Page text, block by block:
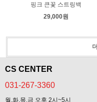
핑크 큰꽃 스트링백
29,000원
CS CENTER
031-267-3360
월,화,목,금 오후 2시~5시